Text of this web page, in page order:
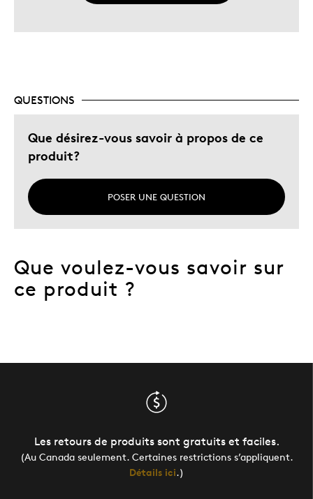
QUESTIONS
Que désirez-vous savoir à propos de ce
produit?
POSER UNE QUESTION
Que voulez-vous savoir sur
ce produit ?
Les retours de produits sont gratuits et faciles.
(Au Canada seulement. Certaines restrictions s’appliquent.
Détails ici.)